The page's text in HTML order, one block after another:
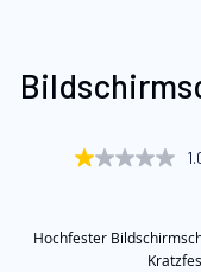
Anfang
Bildgalerie
1.0
Hochfester